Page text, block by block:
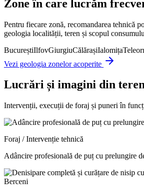
Zone în care lucrăm
Pentru fiecare zonă, recomandarea tehnică
geologia localității, teren și scopul
BucureștiIlfovGiurgiuCălărașiIalomița
Vezi geologia zonelor acoperite
Lucrări și imagini din
Intervenții, execuții de foraj și puneri în
Foraj / Intervenție tehnică
Adâncire profesională de puț cu prelungire